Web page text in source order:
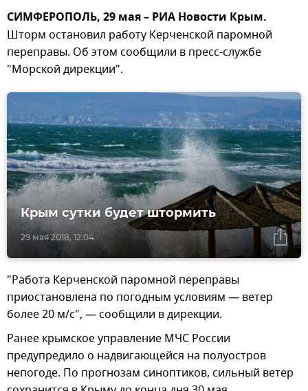
СИМФЕРОПОЛЬ, 29 мая – РИА Новости Крым.
Шторм остановил работу Керченской паромной
переправы. Об этом сообщили в пресс-службе
"Морской дирекции".
29 мая 2018, 12:04
Крым сутки будет штормить
"Работа Керченской паромной переправы
приостановлена по погодным условиям — ветер
более 20 м/с", — сообщили в дирекции.
Ранее крымское управление МЧС России
предупредило о надвигающейся на полуостров
непогоде. По прогнозам синоптиков, сильный ветер